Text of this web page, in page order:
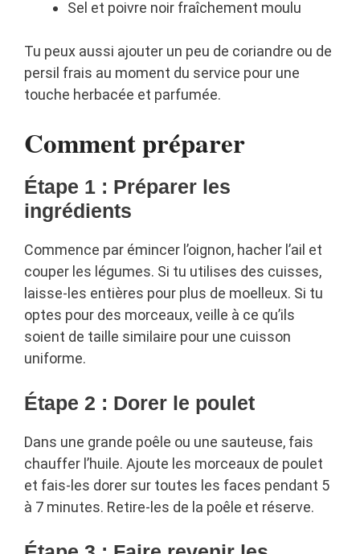
Sel et poivre noir fraîchement moulu
Tu peux aussi ajouter un peu de coriandre ou de
persil frais au moment du service pour une
touche herbacée et parfumée.
Comment préparer
Étape 1 : Préparer les
ingrédients
Commence par émincer l’oignon, hacher l’ail et
couper les légumes. Si tu utilises des cuisses,
laisse-les entières pour plus de moelleux. Si tu
optes pour des morceaux, veille à ce qu’ils
soient de taille similaire pour une cuisson
uniforme.
Étape 2 : Dorer le poulet
Dans une grande poêle ou une sauteuse, fais
chauffer l’huile. Ajoute les morceaux de poulet
et fais-les dorer sur toutes les faces pendant 5
à 7 minutes. Retire-les de la poêle et réserve.